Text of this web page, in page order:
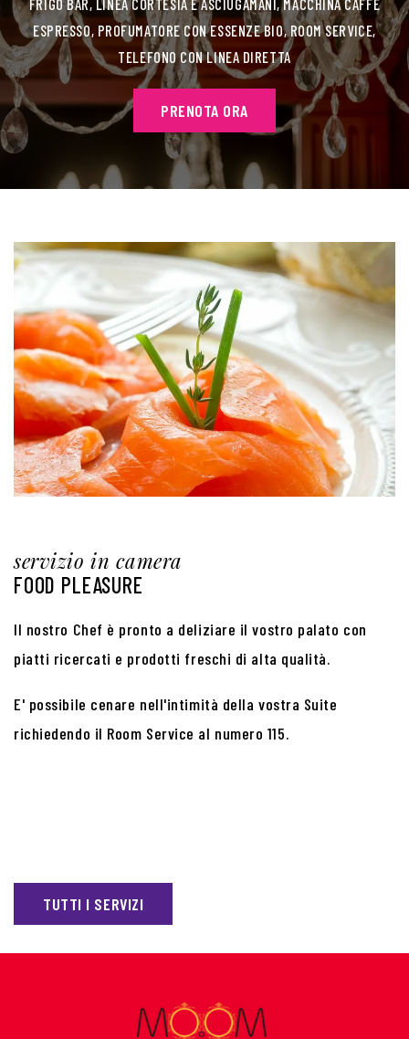
FRIGO BAR, LINEA CORTESIA E ASCIUGAMANI, MACCHINA CAFFÈ
ESPRESSO, PROFUMATORE CON ESSENZE BIO, ROOM SERVICE,
TELEFONO CON LINEA DIRETTA
PRENOTA ORA
servizio in camera
FOOD PLEASURE
Il nostro Chef è pronto a deliziare il vostro palato con
piatti ricercati e prodotti freschi di alta qualità.
E' possibile cenare nell'intimità della vostra Suite
richiedendo il Room Service al numero 115.
TUTTI I SERVIZI